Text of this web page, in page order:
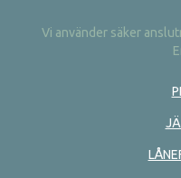
Vi använder säker